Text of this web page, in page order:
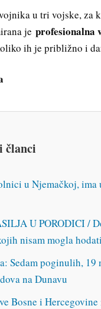
u tri vojske, za
je profesionalna
ih je približno i
članci
u Njemačkoj, ima
U PORODICI /
nisam mogla
Sedam poginulih, 19
na Dunavu
Bosne i